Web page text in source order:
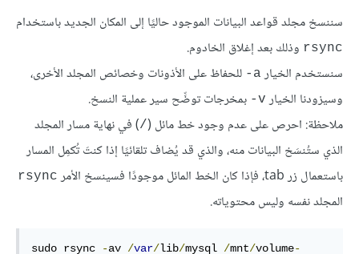
سننسخ مجلد قواعد البيانات الموجود حاليًا إلى المكان الجديد باستخدام
rsync وذلك بعد إغلاق الخادوم.
سنستخدم الخيار ‎-a للحفاظ على الأذونات وخصائص المجلد الأخرى،
وسيزودنا الخيار ‎-v بمخرجات توضِّح سير عملية النسخ.
ملاحظة: احرص على عدم وجود خط مائل (/) في نهاية مسار المجلد
الذي ستُنسَخ البيانات منه، والذي قد يُضاف تلقائيًا إذا كنتَ تُكمِل المسار
باستعمال زر tab، فإذا كان الخط المائل موجودًا فسينسخ الأمر
rsync
المجلد نفسه وليس محتوياته.
sudo rsync -av /var/lib/mysql /mnt/volume-